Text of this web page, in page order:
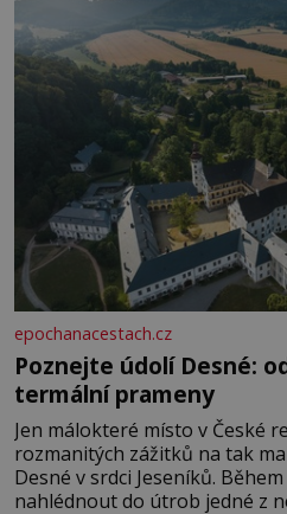
epochanacestach.cz
Poznejte údolí Desné:
termální prameny
Jen málokteré místo v České
rozmanitých zážitků na tak
Desné v srdci Jeseníků.
nahlédnout do útrob jedné z